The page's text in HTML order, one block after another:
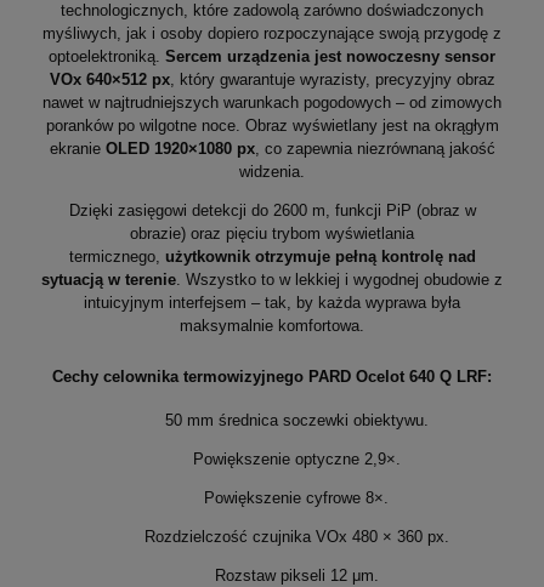
technologicznych, które zadowolą zarówno doświadczonych
myśliwych, jak i osoby dopiero rozpoczynające swoją przygodę z
optoelektroniką. Sercem urządzenia jest nowoczesny sensor
VOx 640×512 px, który gwarantuje wyrazisty, precyzyjny obraz
nawet w najtrudniejszych warunkach pogodowych – od zimowych
poranków po wilgotne noce. Obraz wyświetlany jest na okrągłym
ekranie OLED 1920×1080 px, co zapewnia niezrównaną jakość
widzenia.
Dzięki zasięgowi detekcji do 2600 m, funkcji PiP (obraz w
obrazie) oraz pięciu trybom wyświetlania
termicznego, użytkownik otrzymuje pełną kontrolę nad
sytuacją w terenie. Wszystko to w lekkiej i wygodnej obudowie z
intuicyjnym interfejsem – tak, by każda wyprawa była
maksymalnie komfortowa.
Cechy celownika termowizyjnego PARD Ocelot 640 Q LRF:
50 mm średnica soczewki obiektywu.
Powiększenie optyczne 2,9×.
Powiększenie cyfrowe 8×.
Rozdzielczość czujnika VOx 480 × 360 px.
Rozstaw pikseli 12 μm.